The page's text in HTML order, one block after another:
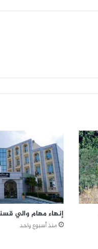
إنهاء مهام والي
منذ أسبوع واحد